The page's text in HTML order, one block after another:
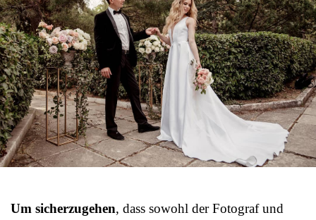
Um sicherzugehen, dass sowohl der Fotograf und